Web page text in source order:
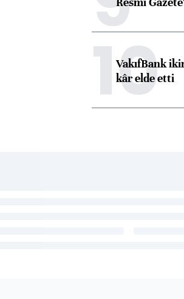
10
VakıfBank
kâr elde etti